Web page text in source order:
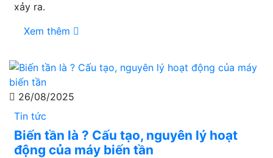
xảy ra.
Xem thêm
26/08/2025
Tin tức
Biến tần là ? Cấu tạo, nguyên lý hoạt
động của máy biến tần